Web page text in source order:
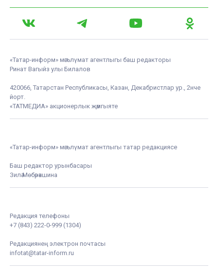
«Татар-информ» мәгълүмат агентлыгы баш редакторы
Ринат Вагыйз улы Билалов
420066, Татарстан Республикасы, Казан, Декабристлар ур., 2нче
йорт.
«ТАТМЕДИА» акционерлык җәмгыяте
«Татар-информ» мәгълүмат агентлыгы татар редакциясе
Баш редактор урынбасары
Зилә Мөбәрәкшина
Редакция телефоны
+7 (843) 222-0-999 (1304)
Редакциянең электрон почтасы
infotat@tatar-inform.ru